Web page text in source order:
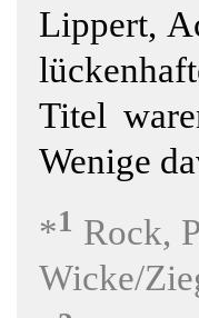
Lippert,
Titel
Wenige
*1 Rock,
Wicke/